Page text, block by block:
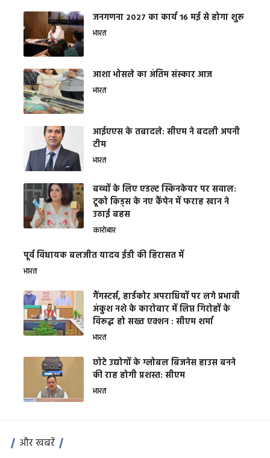
जनगणना 2027 का कार्य 16 मई से होगा शुरू
भारत
आशा भोसले का अंतिम संस्कार आज
भारत
आईएएस के तबादले: सीएम ने बदली अपनी
टीम
भारत
बच्चों के लिए एडल्ट स्किनकेयर पर सवाल:
टूको किड्स के नए कैंपेन में फराह खान ने
उठाई बहस
कारोबार
पूर्व विधायक बलजीत यादव ईडी की हिरासत में
भारत
गैंगस्टर्स, हार्डकोर अपराधियों पर लगे प्रभावी
अंकुश नशे के कारोबार में लिप्त गिरोहों के
विरूद्ध हो सख्त एक्शन : सीएम शर्मा
भारत
छोटे उद्योगों के ग्लोबल बिजनेस हाउस बनने
की राह होगी प्रशस्त: सीएम
भारत
और खबरें